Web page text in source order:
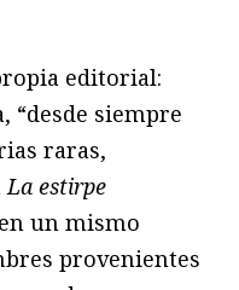
editorial:
“desde siempre
raras,
La estirpe
un mismo
provenientes